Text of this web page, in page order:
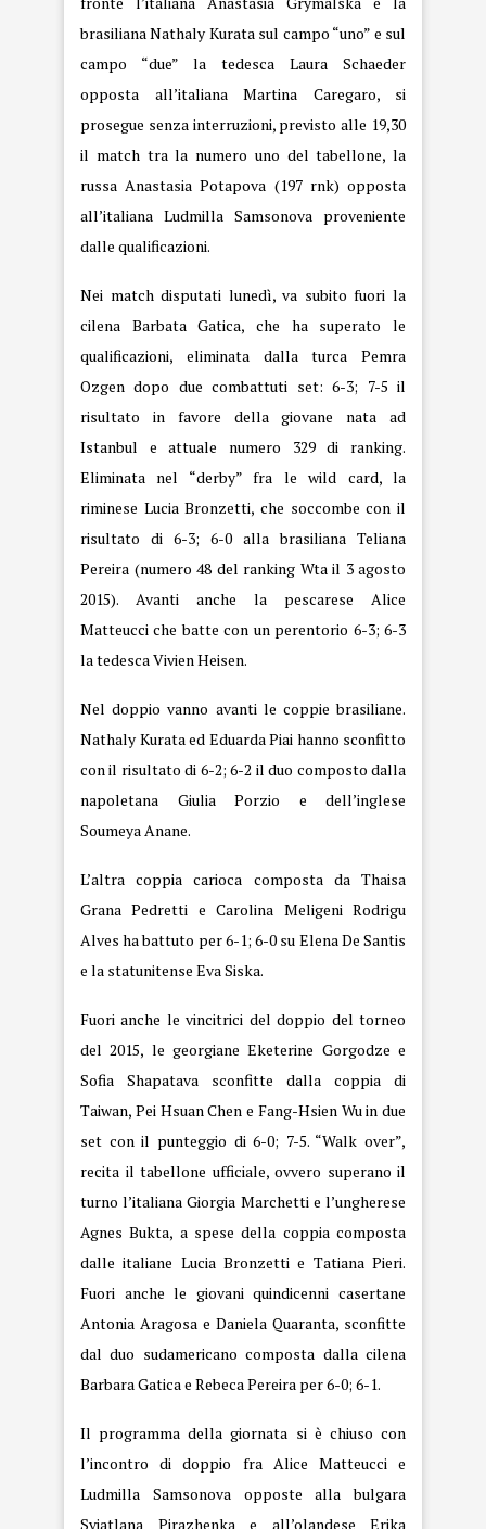
brasiliana Nathaly Kurata sul campo “uno” e sul
campo “due” la tedesca Laura Schaeder
opposta all’italiana Martina Caregaro, si
prosegue senza interruzioni, previsto alle 19,30
il match tra la numero uno del tabellone, la
russa Anastasia Potapova (197 rnk) opposta
all’italiana Ludmilla Samsonova proveniente
dalle qualificazioni.
Nei match disputati lunedì, va subito fuori la
cilena Barbata Gatica, che ha superato le
qualificazioni, eliminata dalla turca Pemra
Ozgen dopo due combattuti set: 6-3; 7-5 il
risultato in favore della giovane nata ad
Istanbul e attuale numero 329 di ranking.
Eliminata nel “derby” fra le wild card, la
riminese Lucia Bronzetti, che soccombe con il
risultato di 6-3; 6-0 alla brasiliana Teliana
Pereira (numero 48 del ranking Wta il 3 agosto
2015). Avanti anche la pescarese Alice
Matteucci che batte con un perentorio 6-3; 6-3
la tedesca Vivien Heisen.
Nel doppio vanno avanti le coppie brasiliane.
Nathaly Kurata ed Eduarda Piai hanno sconfitto
con il risultato di 6-2; 6-2 il duo composto dalla
napoletana Giulia Porzio e dell’inglese
Soumeya Anane.
L’altra coppia carioca composta da Thaisa
Grana Pedretti e Carolina Meligeni Rodrigu
Alves ha battuto per 6-1; 6-0 su Elena De Santis
e la statunitense Eva Siska.
Fuori anche le vincitrici del doppio del torneo
del 2015, le georgiane Eketerine Gorgodze e
Sofia Shapatava sconfitte dalla coppia di
Taiwan, Pei Hsuan Chen e Fang-Hsien Wu in due
set con il punteggio di 6-0; 7-5. “Walk over”,
recita il tabellone ufficiale, ovvero superano il
turno l’italiana Giorgia Marchetti e l’ungherese
Agnes Bukta, a spese della coppia composta
dalle italiane Lucia Bronzetti e Tatiana Pieri.
Fuori anche le giovani quindicenni casertane
Antonia Aragosa e Daniela Quaranta, sconfitte
dal duo sudamericano composta dalla cilena
Barbara Gatica e Rebeca Pereira per 6-0; 6-1.
Il programma della giornata si è chiuso con
l’incontro di doppio fra Alice Matteucci e
Ludmilla Samsonova opposte alla bulgara
Sviatlana Pirazhenka e all’olandese Erika